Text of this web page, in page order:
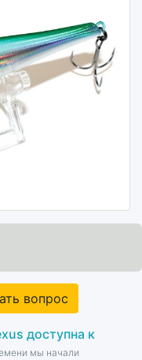
вопрос
доступна к
мы начали